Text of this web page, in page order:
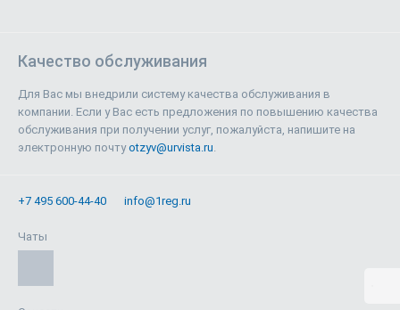
Качество обслуживания
Для Вас мы внедрили систему качества обслуживания в
компании. Если у Вас есть предложения по повышению качества
обслуживания при получении услуг, пожалуйста, напишите на
электронную почтуotzyv@urvista.ru.
+7 495 600-44-40 info@1reg.ru
Чаты